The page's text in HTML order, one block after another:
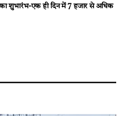
शुभारंभ-एक ही दिन में 7 हजार से अधिक